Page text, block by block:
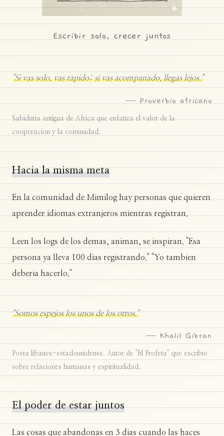
Escribir solo, crecer juntos
"Si vas solo, vas rapido; si vas acompanado, llegas lejos."
— Proverbio africano
Sabiduria antigua de Africa que enfatiza el valor de la
cooperacion y la comunidad.
Hacia la misma meta
En la comunidad de Mimilog hay personas que quieren
aprender idiomas extranjeros mientras registran.
Leen los logs de los demas, animan, se inspiran. "Esa
persona ya lleva 100 dias registrando." "Yo tambien
deberia hacerlo."
"Somos espejos los unos de los otros."
— Khalil Gibran
Poeta libanes-estadounidense. Autor de "El Profeta" que escribio
sobre relaciones humanas y espiritualidad.
El poder de estar juntos
Las cosas que abandonas en 3 dias cuando las haces